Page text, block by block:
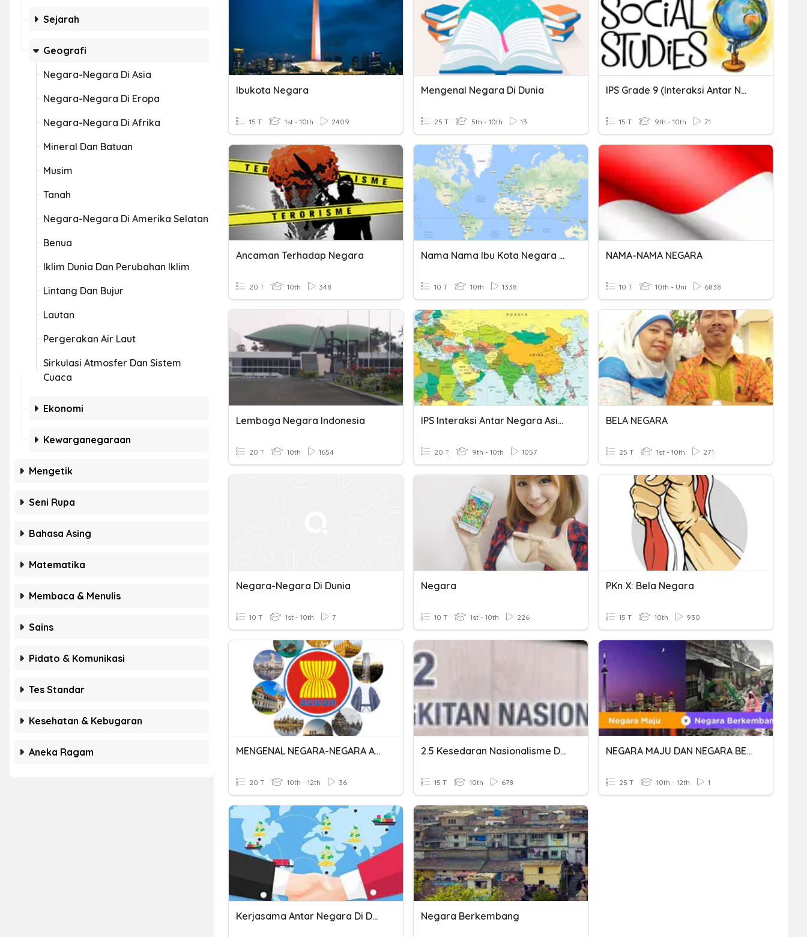
Sejarah
Geografi
Negara-Negara Di Asia
Negara-Negara Di Eropa
Negara-Negara Di Afrika
Mineral Dan Batuan
Musim
Tanah
Negara-Negara Di Amerika Selatan
Benua
Iklim Dunia Dan Perubahan Iklim
Lintang Dan Bujur
Lautan
Pergerakan Air Laut
Sirkulasi Atmosfer Dan Sistem
Cuaca
Ekonomi
Kewarganegaraan
Mengetik
Seni Rupa
Bahasa Asing
Matematika
Membaca & Menulis
Sains
Pidato & Komunikasi
Tes Standar
Kesehatan & Kebugaran
Aneka Ragam
Ibukota Negara
15 T 1st - 10th 2409
Mengenal Negara Di Dunia
25 T 5th - 10th 13
IPS Grade 9 (Interaksi Antar Negara Asia Dan Negara Lainnya)
15 T 9th - 10th 71
Ancaman Terhadap Negara
20 T 10th 348
Nama Nama Ibu Kota Negara Di Dunia
10 T 10th 1338
NAMA-NAMA NEGARA
10 T 10th - Uni 6838
Lembaga Negara Indonesia
20 T 10th 1654
IPS Interaksi Antar Negara Asia Dan Negara Lainnya
20 T 9th - 10th 1057
BELA NEGARA
25 T 1st - 10th 271
Negara-Negara Di Dunia
10 T 1st - 10th 7
Negara
10 T 1st - 10th 226
PKn X: Bela Negara
15 T 10th 930
MENGENAL NEGARA-NEGARA ASEAN
20 T 10th - 12th 36
2.5 Kesedaran Nasionalisme Di Negara Kita
15 T 10th 678
NEGARA MAJU DAN NEGARA BERKEMBANG
25 T 10th - 12th 1
Kerjasama Antar Negara Di Dunia Negara Berkembang